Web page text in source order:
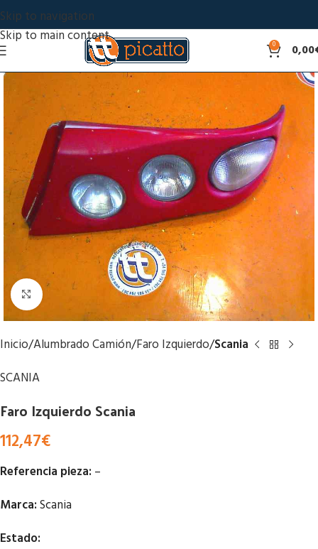
Skip to navigation
Skip to main content
0 0,00
Click to enlarge
Inicio Alumbrado Camión Faro Izquierdo Scania
SCANIA
Faro Izquierdo Scania
112,47€
Referencia pieza: –
Marca:Scania
Estado: